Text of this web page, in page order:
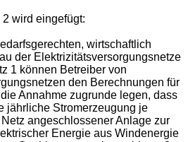
wird eingefügt:
wirtschaftlich
der Elektrizitätsversorgungsnetze
1 können Betreiber von
den Berechnungen für
Annahme zugrunde legen, dass
jährliche Stromerzeugung je
angeschlossener Anlage zur
Energie aus Windenergie